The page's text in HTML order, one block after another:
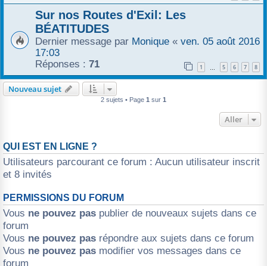
Sur nos Routes d'Exil: Les
BÉATITUDES
Dernier message par Monique « ven. 05 août 2016
17:03
Réponses : 71 1 … 5 6 7 8
Nouveau sujet
2 sujets • Page 1 sur 1
Aller
QUI EST EN LIGNE ?
Utilisateurs parcourant ce forum : Aucun utilisateur inscrit
et 8 invités
PERMISSIONS DU FORUM
Vous ne pouvez pas publier de nouveaux sujets dans ce
forum
Vous ne pouvez pas répondre aux sujets dans ce forum
Vous ne pouvez pas modifier vos messages dans ce
forum